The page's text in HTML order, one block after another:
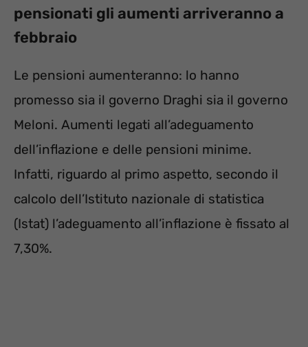
pensionati gli aumenti arriveranno a
febbraio
Le pensioni aumenteranno: lo hanno
promesso sia il governo Draghi sia il governo
Meloni. Aumenti legati all’adeguamento
dell’inflazione e delle pensioni minime.
Infatti, riguardo al primo aspetto, secondo il
calcolo dell’Istituto nazionale di statistica
(Istat) l’adeguamento all’inflazione è fissato al
7,30%.